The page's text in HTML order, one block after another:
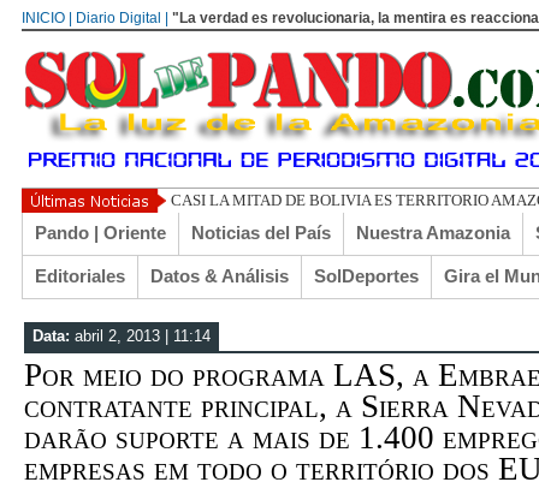
INICIO | Diario Digital | "La verdad es revolucionaria, la mentira es
UN
Pando | Oriente Noticias del País Nuestra Amazonia
Editoriales Datos & Análisis SolDeportes Gira el
Data: abril 2, 2013 | 11:14
Por meio do programa LAS, a
contratante principal, a Sierra
darão suporte a mais de 1.400
empresas em todo o território dos